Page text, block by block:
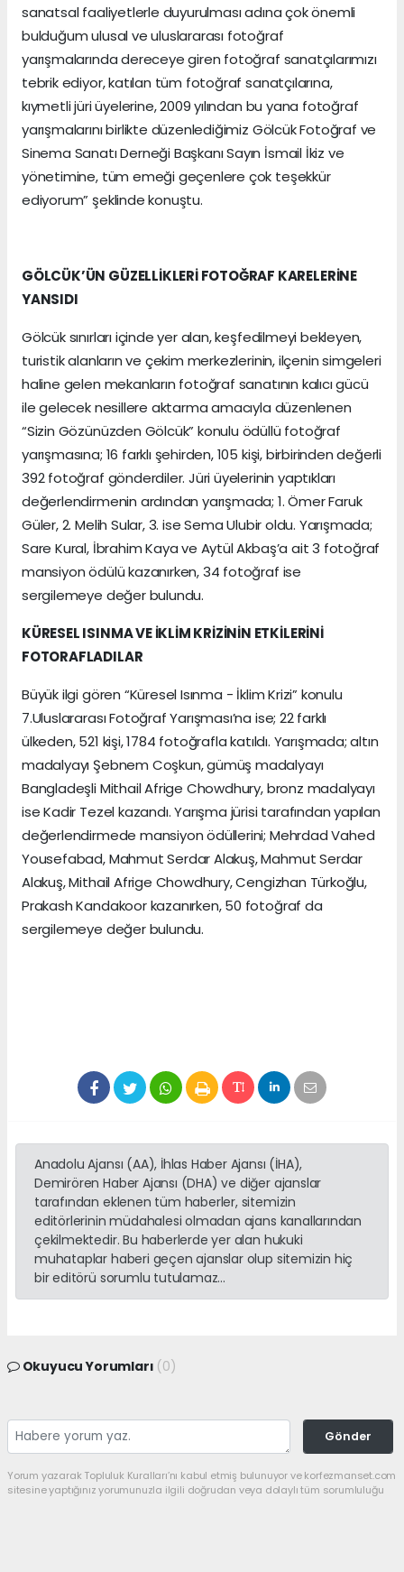
sanatsal faaliyetlerle duyurulması adına çok önemli
bulduğum ulusal ve uluslararası fotoğraf
yarışmalarında dereceye giren fotoğraf sanatçılarımızı
tebrik ediyor, katılan tüm fotoğraf sanatçılarına,
kıymetli jüri üyelerine, 2009 yılından bu yana fotoğraf
yarışmalarını birlikte düzenlediğimiz Gölcük Fotoğraf ve
Sinema Sanatı Derneği Başkanı Sayın İsmail İkiz ve
yönetimine, tüm emeği geçenlere çok teşekkür
ediyorum” şeklinde konuştu.
GÖLCÜK’ÜN GÜZELLİKLERİ FOTOĞRAF KARELERİNE
YANSIDI
Gölcük sınırları içinde yer alan, keşfedilmeyi bekleyen,
turistik alanların ve çekim merkezlerinin, ilçenin simgeleri
haline gelen mekanların fotoğraf sanatının kalıcı gücü
ile gelecek nesillere aktarma amacıyla düzenlenen
“Sizin Gözünüzden Gölcük” konulu ödüllü fotoğraf
yarışmasına; 16 farklı şehirden, 105 kişi, birbirinden değerli
392 fotoğraf gönderdiler. Jüri üyelerinin yaptıkları
değerlendirmenin ardından yarışmada; 1. Ömer Faruk
Güler, 2. Melih Sular, 3. ise Sema Ulubir oldu. Yarışmada;
Sare Kural, İbrahim Kaya ve Aytül Akbaş’a ait 3 fotoğraf
mansiyon ödülü kazanırken, 34 fotoğraf ise
sergilemeye değer bulundu.
KÜRESEL ISINMA VE İKLİM KRİZİNİN ETKİLERİNİ
FOTORAFLADILAR
Büyük ilgi gören “Küresel Isınma - İklim Krizi” konulu
7.Uluslararası Fotoğraf Yarışması’na ise; 22 farklı
ülkeden, 521 kişi, 1784 fotoğrafla katıldı. Yarışmada; altın
madalyayı Şebnem Coşkun, gümüş madalyayı
Bangladeşli Mithail Afrige Chowdhury, bronz madalyayı
ise Kadir Tezel kazandı. Yarışma jürisi tarafından yapılan
değerlendirmede mansiyon ödüllerini; Mehrdad Vahed
Yousefabad, Mahmut Serdar Alakuş, Mahmut Serdar
Alakuş, Mithail Afrige Chowdhury, Cengizhan Türkoğlu,
Prakash Kandakoor kazanırken, 50 fotoğraf da
sergilemeye değer bulundu.
Anadolu Ajansı (AA), İhlas Haber Ajansı (İHA),
Demirören Haber Ajansı (DHA) ve diğer ajanslar
tarafından eklenen tüm haberler, sitemizin
editörlerinin müdahalesi olmadan ajans kanallarından
çekilmektedir. Bu haberlerde yer alan hukuki
muhataplar haberi geçen ajanslar olup sitemizin hiç
bir editörü sorumlu tutulamaz...
Okuyucu Yorumları (0)
Gönder
Yorum yazarak Topluluk Kuralları’nı kabul etmiş bulunuyor ve korfezmanset.com
sitesine yaptığınız yorumunuzla ilgili doğrudan veya dolaylı tüm sorumluluğu